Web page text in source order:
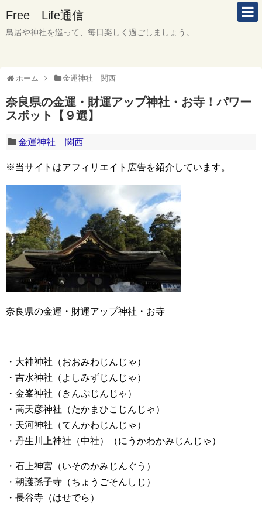
Free Life通信
鳥居や神社を巡って、毎日楽しく過ごしましょう。
ホーム 金運神社 関西
奈良県の金運・財運アップ神社・お寺！パワー
スポット【９選】
金運神社 関西
※当サイトはアフィリエイト広告を紹介しています。
奈良県の金運・財運アップ神社・お寺
・大神神社（おおみわじんじゃ）
・吉水神社（よしみずじんじゃ）
・金峯神社（きんぷじんじゃ）
・高天彦神社（たかまひこじんじゃ）
・天河神社（てんかわじんじゃ）
・丹生川上神社（中社）（にうかわかみじんじゃ）
・石上神宮（いそのかみじんぐう）
・朝護孫子寺（ちょうごそんしじ）
・長谷寺（はせでら）